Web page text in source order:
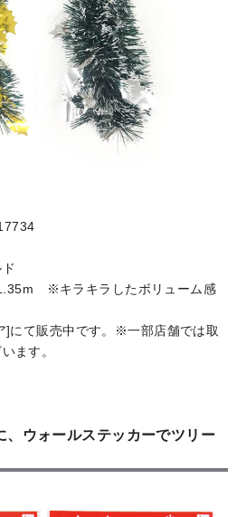
※キラキラしたボリューム感
]にて販売中です。※一部店舗では取
ます。
、ウォールステッカーでツリー